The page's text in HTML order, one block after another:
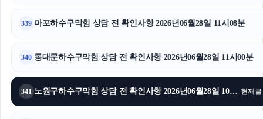
339 마포하수구막힘 상담 전 확인사항 2026년06월28일 11시08분
340 동대문하수구막힘 상담 전 확인사항 2026년06월28일 11시00분
341 노원구하수구막힘 상담 전 확인사항 2026년06월28일 10시56분 현재글